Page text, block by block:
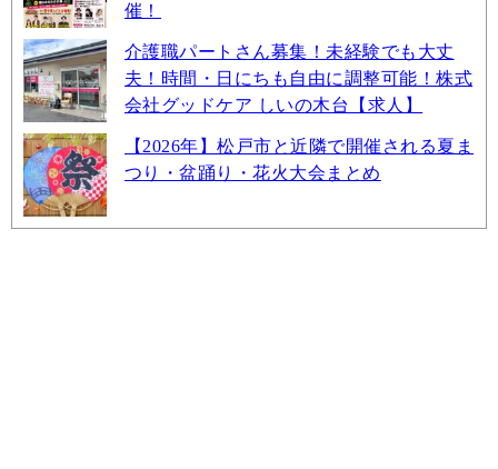
催！
介護職パートさん募集！未経験でも大丈
夫！時間・日にちも自由に調整可能！株式
会社グッドケア しいの木台【求人】
【2026年】松戸市と近隣で開催される夏ま
つり・盆踊り・花火大会まとめ